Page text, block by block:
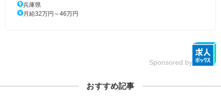
兵庫県
月給32万円～46万円
Sponsored by
おすすめ記事